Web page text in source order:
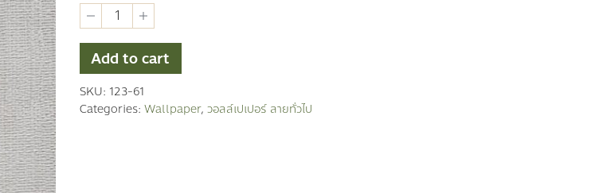
วอ
ลล์
เปเปอร์
ลาย
ทั่วไป
quantity
Add to cart
SKU: 123-61
Categories: Wallpaper, วอลล์เปเปอร์ ลายทั่วไป